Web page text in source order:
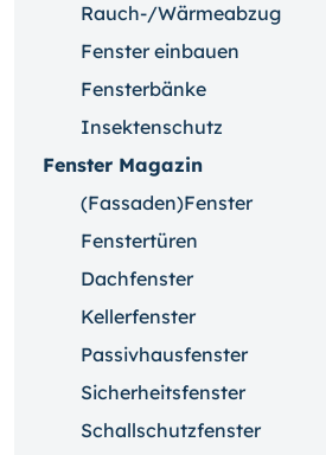
Rauch-/Wärmeabzug
Fenster einbauen
Fensterbänke
Insektenschutz
Fenster Magazin
(Fassaden)Fenster
Fenstertüren
Dachfenster
Kellerfenster
Passivhausfenster
Sicherheitsfenster
Schallschutzfenster